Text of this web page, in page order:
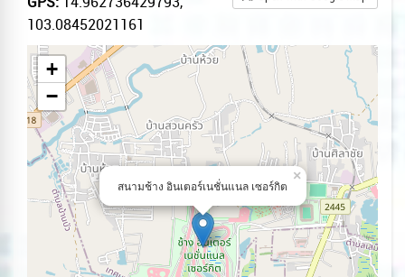
103.08452021161
สนามช้าง อินเตอร์เนชั่นแนล เซอร์กิต
×
+
−